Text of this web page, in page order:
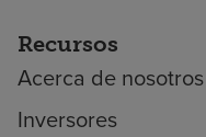
Recursos
Acerca de nosotros
Inversores